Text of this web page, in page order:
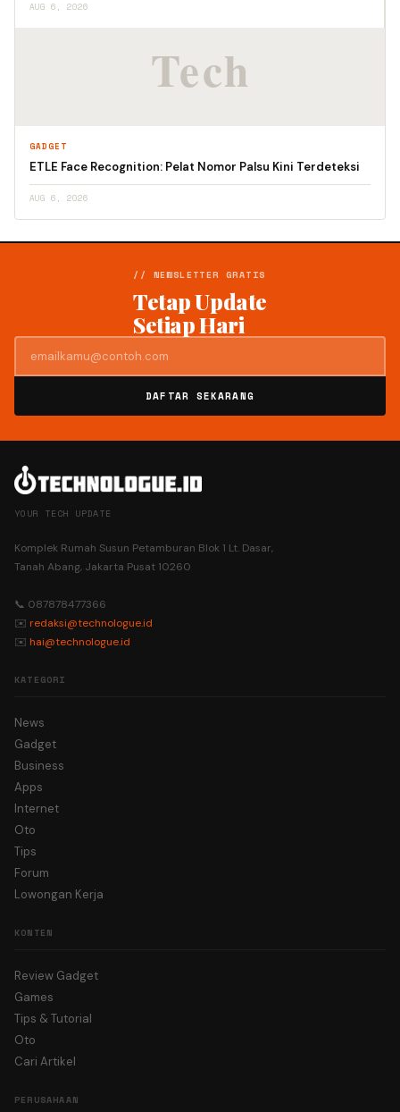
AUG 6, 2026
GADGET
ETLE Face Recognition: Pelat Nomor Palsu Kini Terdeteksi
AUG 6, 2026
// NEWSLETTER GRATIS
Tetap Update
Setiap Hari
DAFTAR SEKARANG
YOUR TECH UPDATE
Komplek Rumah Susun Petamburan Blok 1 Lt. Dasar,
Tanah Abang, Jakarta Pusat 10260
📞 087878477366
✉️ redaksi@technologue.id
✉️ hai@technologue.id
KATEGORI
News
Gadget
Business
Apps
Internet
Oto
Tips
Forum
Lowongan Kerja
KONTEN
Review Gadget
Games
Tips & Tutorial
Oto
Cari Artikel
PERUSAHAAN